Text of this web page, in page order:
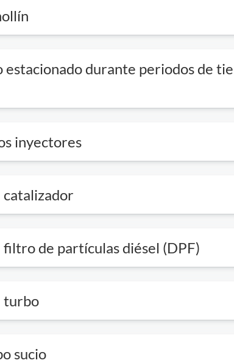
estacionado durante periodos de
inyectores
catalizador
filtro de partículas diésel (DPF)
turbo
sucio